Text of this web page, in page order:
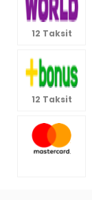
12 Taksit
12 Taksit